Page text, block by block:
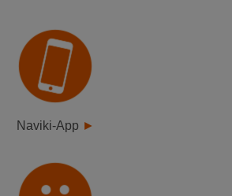
Naviki-App